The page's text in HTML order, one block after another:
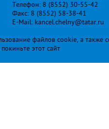
Телефон: 8 (8552) 30-55-42
Факс: 8 (8552) 58-38-41
E-Mail: kancel.chelny@tatar.ru
файлов cookie, а также
этот сайт